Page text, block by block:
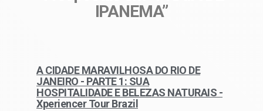
IPANEMA”
A CIDADE MARAVILHOSA DO RIO DE
JANEIRO - PARTE 1: SUA
HOSPITALIDADE E BELEZAS NATURAIS -
Xperiencer Tour Brazil